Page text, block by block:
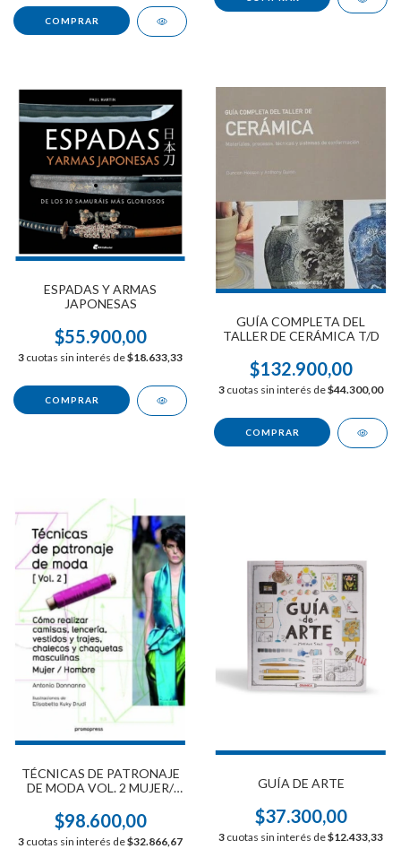
ESPADAS Y ARMAS
JAPONESAS
$55.900,00
3 cuotas sin interés de$18.633,33
GUÍA COMPLETA DEL
TALLER DE CERÁMICA T/D
$132.900,00
3 cuotas sin interés de$44.300,00
TÉCNICAS DE PATRONAJE
DE MODA VOL. 2 MUJER/
$98.600,00
3 cuotas sin interés de$32.866,67
GUÍA DE ARTE
$37.300,00
3 cuotas sin interés de$12.433,33